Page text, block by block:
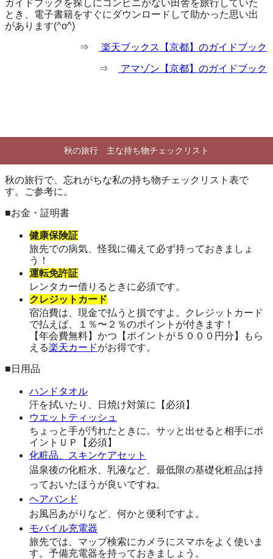
ガイドブックを探しにコンビニがない田舎を旅行していた
とき、電子書籍をすぐにダウンロードして助かった思い出
があります(^o^)
⇒ 楽天ブックス【京都】のガイドブック
⇒ アマゾン【京都】のガイドブック
秋の旅行 主な持ち物チェックリスト
秋の旅行で、忘れがちな私の持ち物チェックリスト表で
す。ご参考に。
■お金・証明書
健康保険証
旅先での病気、怪我に備えて必ず持っておきましょ
う！
運転免許証
レンタカー借りるときに必須です。
クレジットカード
宿泊費は、現金で払うと損ですよ。クレジットカード
で払えば、１％〜２％のポイントが付きます！
【年会費無料】かつ【ポイントが５０００円分】もら
える楽天カードがお得です。
■日用品
ハンドタオル
汗を拭いたり、日焼け対策に【必須】
ウエットティッシュ
ちょっと手が汚れたときに。サッと出せると相手にポ
イントＵＰ【必須】
化粧品、スキンケアセット
温泉後の化粧水、乳液など、最低限の基礎化粧品は持
っておいたほうが良いですね。
ヘアバンド
お風呂あがりなど、何かと便利ですよ。
モバイル充電器
旅先では、マップ検索にカメラにスマホをよく使いま
す。予備充電器を持っておきましょう。